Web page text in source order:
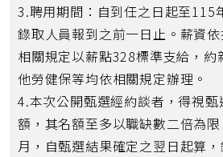
3.聘用期間：自到任之日起至115
錄取人員報到之前一日止。薪資
相關規定以薪點328標準支給，
他勞健保等均依相關規定辦理。
4.本次公開甄選經約談者，得視甄
額，其名額至多以職缺數二倍為
月，自甄選結果確定之翌日起算